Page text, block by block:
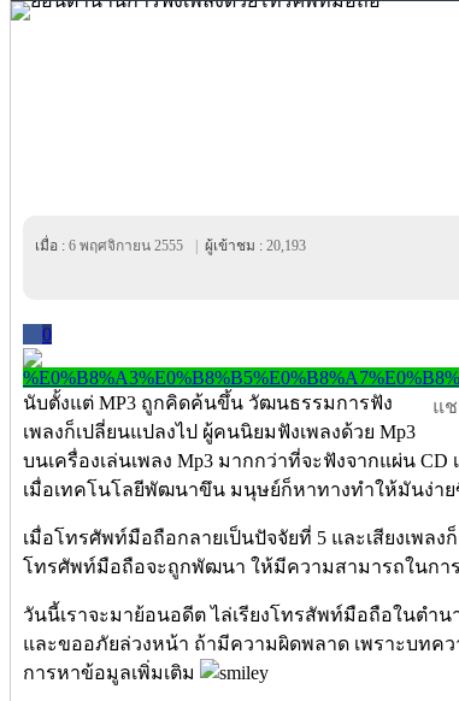
เมื่อ : 6 พฤศจิกายน 2555 ผู้เข้าชม : 20,193
0
แ
นับตั้งแต่ MP3 ถูกคิดค้นขึ้น วัฒนธรรมการฟัง
เพลงก็เปลี่ยนแปลงไป ผู้คนนิยมฟังเพลงด้วย Mp3
บนเครื่องเล่นเพลง Mp3 มากกว่าที่จะฟังจากแผ่น
เมื่อเทคโนโลยีพัฒนาขึน มนุษย์ก็หาทางทำให้มันง่า
เมื่อโทรศัพท์มือถือกลายเป็นปัจจัยที่ 5 และเสียงเพล
โทรศัพท์มือถือจะถูกพัฒนา ให้มีความสามารถในการ
วันนี้เราจะมาย้อนอดีต ไล่เรียงโทรสัพท์มือถือในตำ
และขออภัยล่วงหน้า ถ้ามีความผิดพลาด เพราะบทค
การหาข้อมูลเพิ่มเติม